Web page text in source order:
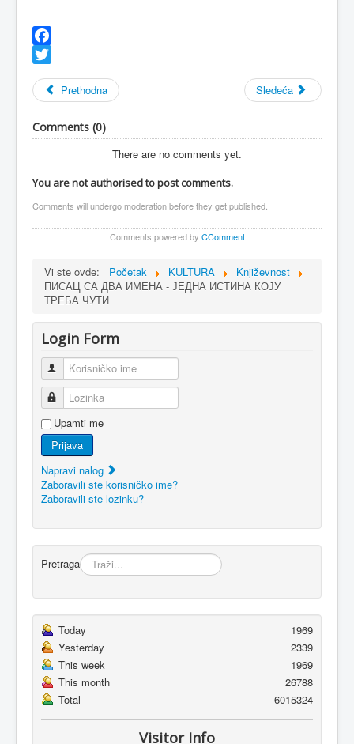
Facebook
Prethodna
Sledeća
Comments (0)
There are no comments yet.
You are not authorised to post comments.
Comments will undergo moderation before they get published.
Comments powered by CComment
Vi ste ovde: Početak KULTURA
Književnost
ПИСАЦ СА ДВА ИМЕНА - ЈЕДНА ИСТИНА КОЈУ
ТРЕБА ЧУТИ
Login Form
Korisničko ime
Lozinka
Upamti me
Prijava
Napravi nalog
Zaboravili ste korisničko ime?
Zaboravili ste lozinku?
Pretraga
Today
1969
Yesterday
2339
This week
1969
This month
26788
Total
6015324
Visitor Info